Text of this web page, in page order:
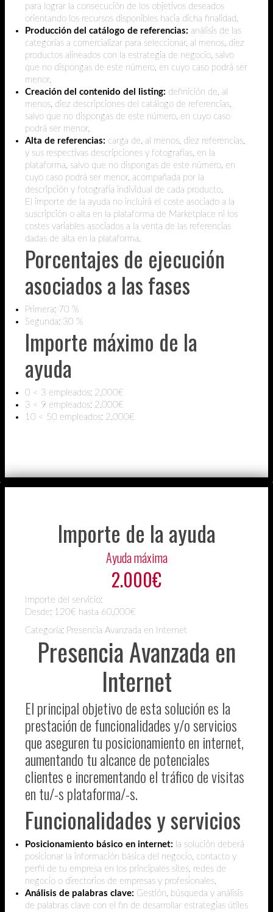
para lograr la consecución de los objetivos deseados
orientando los recursos disponibles hacia dicha finalidad.
Producción del catálogo de referencias: análisis de las
categorías a comercializar para seleccionar, al menos, diez
productos alineados con la estrategia de negocio, salvo
que no dispongas de este número, en cuyo caso podrá ser
menor.
Creación del contenido del listing: definición de, al
menos, diez descripciones del catálogo de referencias,
salvo que no dispongas de este número, en cuyo caso
podrá ser menor.
Alta de referencias: carga de, al menos, diez referencias,
y sus respectivas descripciones y fotografías, en la
plataforma, salvo que no dispongas de este número, en
cuyo caso podrá ser menor, acompañada por la
descripción y fotografía individual de cada producto.
El importe de la ayuda no incluirá el coste asociado a la
suscripción o alta en la plataforma de Marketplace ni los
costes variables asociados a la venta de las referencias
dadas de alta en la plataforma.
Porcentajes de ejecución
asociados a las fases
Primera: 70 %
Segunda: 30 %
Importe máximo de la
ayuda
0 < 3 empleados: 2.000€
3 < 9 empleados: 2.000€
10 < 50 empleados: 2.000€
Importe de la ayuda
Ayuda máxima
2.000€
Importe del servicio:
Desde: 120€ hasta 60.000€
Categoría: Presencia Avanzada en Internet
Presencia Avanzada en
Internet
El principal objetivo de esta solución es la
prestación de funcionalidades y/o servicios
que aseguren tu posicionamiento en internet,
aumentando tu alcance de potenciales
clientes e incrementando el tráfico de visitas
en tu/-s plataforma/-s.
Funcionalidades y servicios
Posicionamiento básico en internet: la solución deberá
posicionar la información básica del negocio, contacto y
perfil de tu empresa en los principales sites, redes de
negocio o directorios de empresas y profesionales.
Análisis de palabras clave: Gestión, búsqueda y análisis
de palabras clave con el fin de desarrollar estrategias útiles